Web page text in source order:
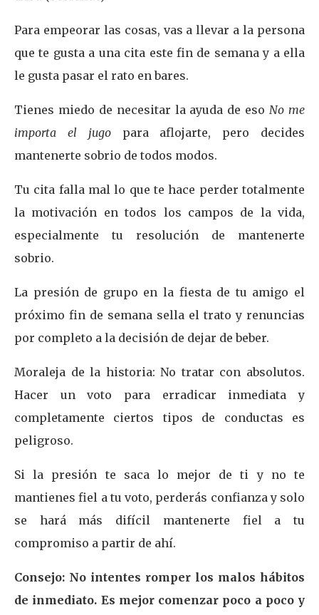
Para empeorar las cosas, vas a llevar a la persona
que te gusta a una cita este fin de semana y a ella
le gusta pasar el rato en bares.
Tienes miedo de necesitar la ayuda de esoNo me
importa el jugopara aflojarte, pero decides
mantenerte sobrio de todos modos.
Tu cita falla mal lo que te hace perder totalmente
la motivación en todos los campos de la vida,
especialmente tu resolución de mantenerte
sobrio.
La presión de grupo en la fiesta de tu amigo el
próximo fin de semana sella el trato y renuncias
por completo a la decisión de dejar de beber.
Moraleja de la historia: No tratar con absolutos.
Hacer un voto para erradicar inmediata y
completamente ciertos tipos de conductas es
peligroso.
Si la presión te saca lo mejor de ti y no te
mantienes fiel a tu voto, perderás confianza y solo
se hará más difícil mantenerte fiel a tu
compromiso a partir de ahí.
Consejo: No intentes romper los malos hábitos
de inmediato. Es mejor comenzar poco a poco y